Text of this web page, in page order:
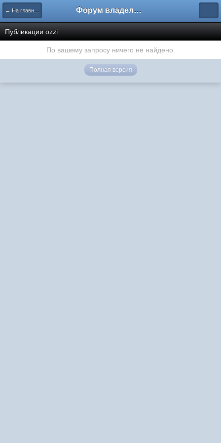
← На главную Форум владельцев интернет-магазинов
Публикации ozzi
По вашему запросу ничего не найдено.
Полная версия